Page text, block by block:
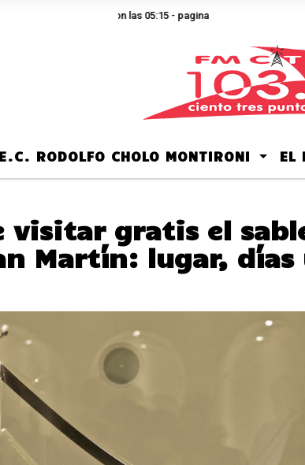
Agosto de 2026 y son las 05:15 - pagina
RODOLFO CHOLO MONTIRONI EL
visitar gratis el
Martín: lugar, días